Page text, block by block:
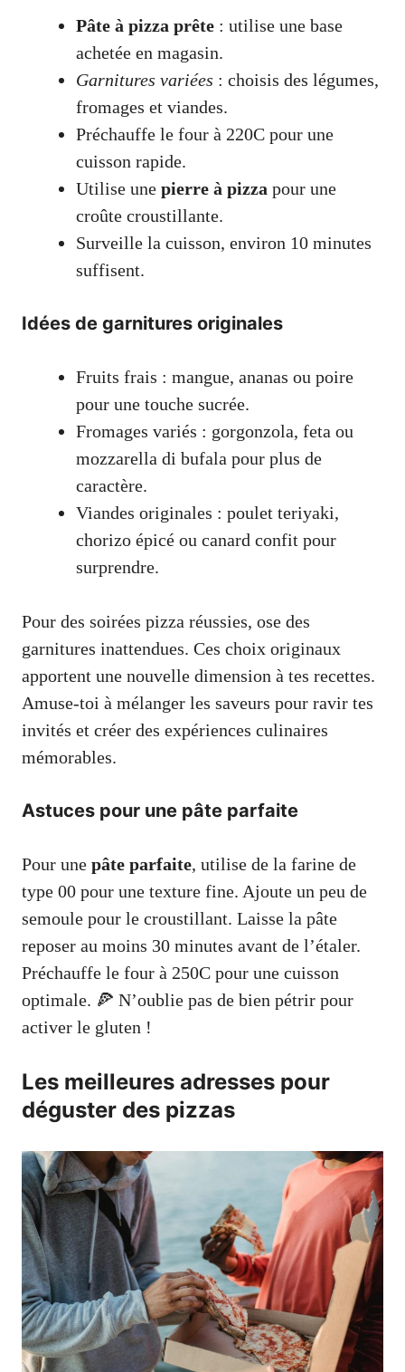
Pâte à pizza prête : utilise une base
achetée en magasin.
Garnitures variées : choisis des légumes,
fromages et viandes.
Préchauffe le four à 220C pour une
cuisson rapide.
Utilise une pierre à pizza pour une
croûte croustillante.
Surveille la cuisson, environ 10 minutes
suffisent.
Idées de garnitures originales
Fruits frais : mangue, ananas ou poire
pour une touche sucrée.
Fromages variés : gorgonzola, feta ou
mozzarella di bufala pour plus de
caractère.
Viandes originales : poulet teriyaki,
chorizo épicé ou canard confit pour
surprendre.
Pour des soirées pizza réussies, ose des
garnitures inattendues. Ces choix originaux
apportent une nouvelle dimension à tes recettes.
Amuse-toi à mélanger les saveurs pour ravir tes
invités et créer des expériences culinaires
mémorables.
Astuces pour une pâte parfaite
Pour une pâte parfaite, utilise de la farine de
type 00 pour une texture fine. Ajoute un peu de
semoule pour le croustillant. Laisse la pâte
reposer au moins 30 minutes avant de l’étaler.
Préchauffe le four à 250C pour une cuisson
optimale. 🍕 N’oublie pas de bien pétrir pour
activer le gluten !
Les meilleures adresses pour
déguster des pizzas